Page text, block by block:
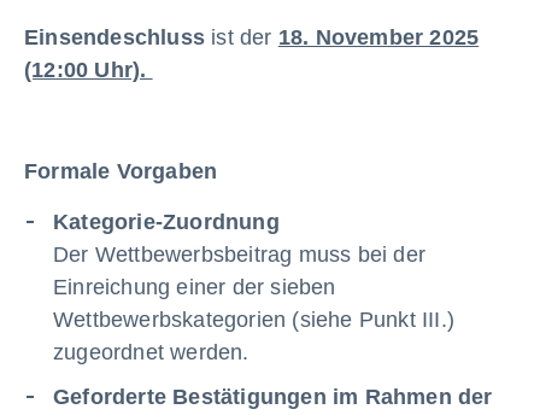
Einsendeschluss ist der 18. November 2025
(12:00 Uhr).
Formale Vorgaben
Kategorie-Zuordnung
Der Wettbewerbsbeitrag muss bei der
Einreichung einer der sieben
Wettbewerbskategorien (siehe Punkt III.)
zugeordnet werden.
Geforderte Bestätigungen im Rahmen der